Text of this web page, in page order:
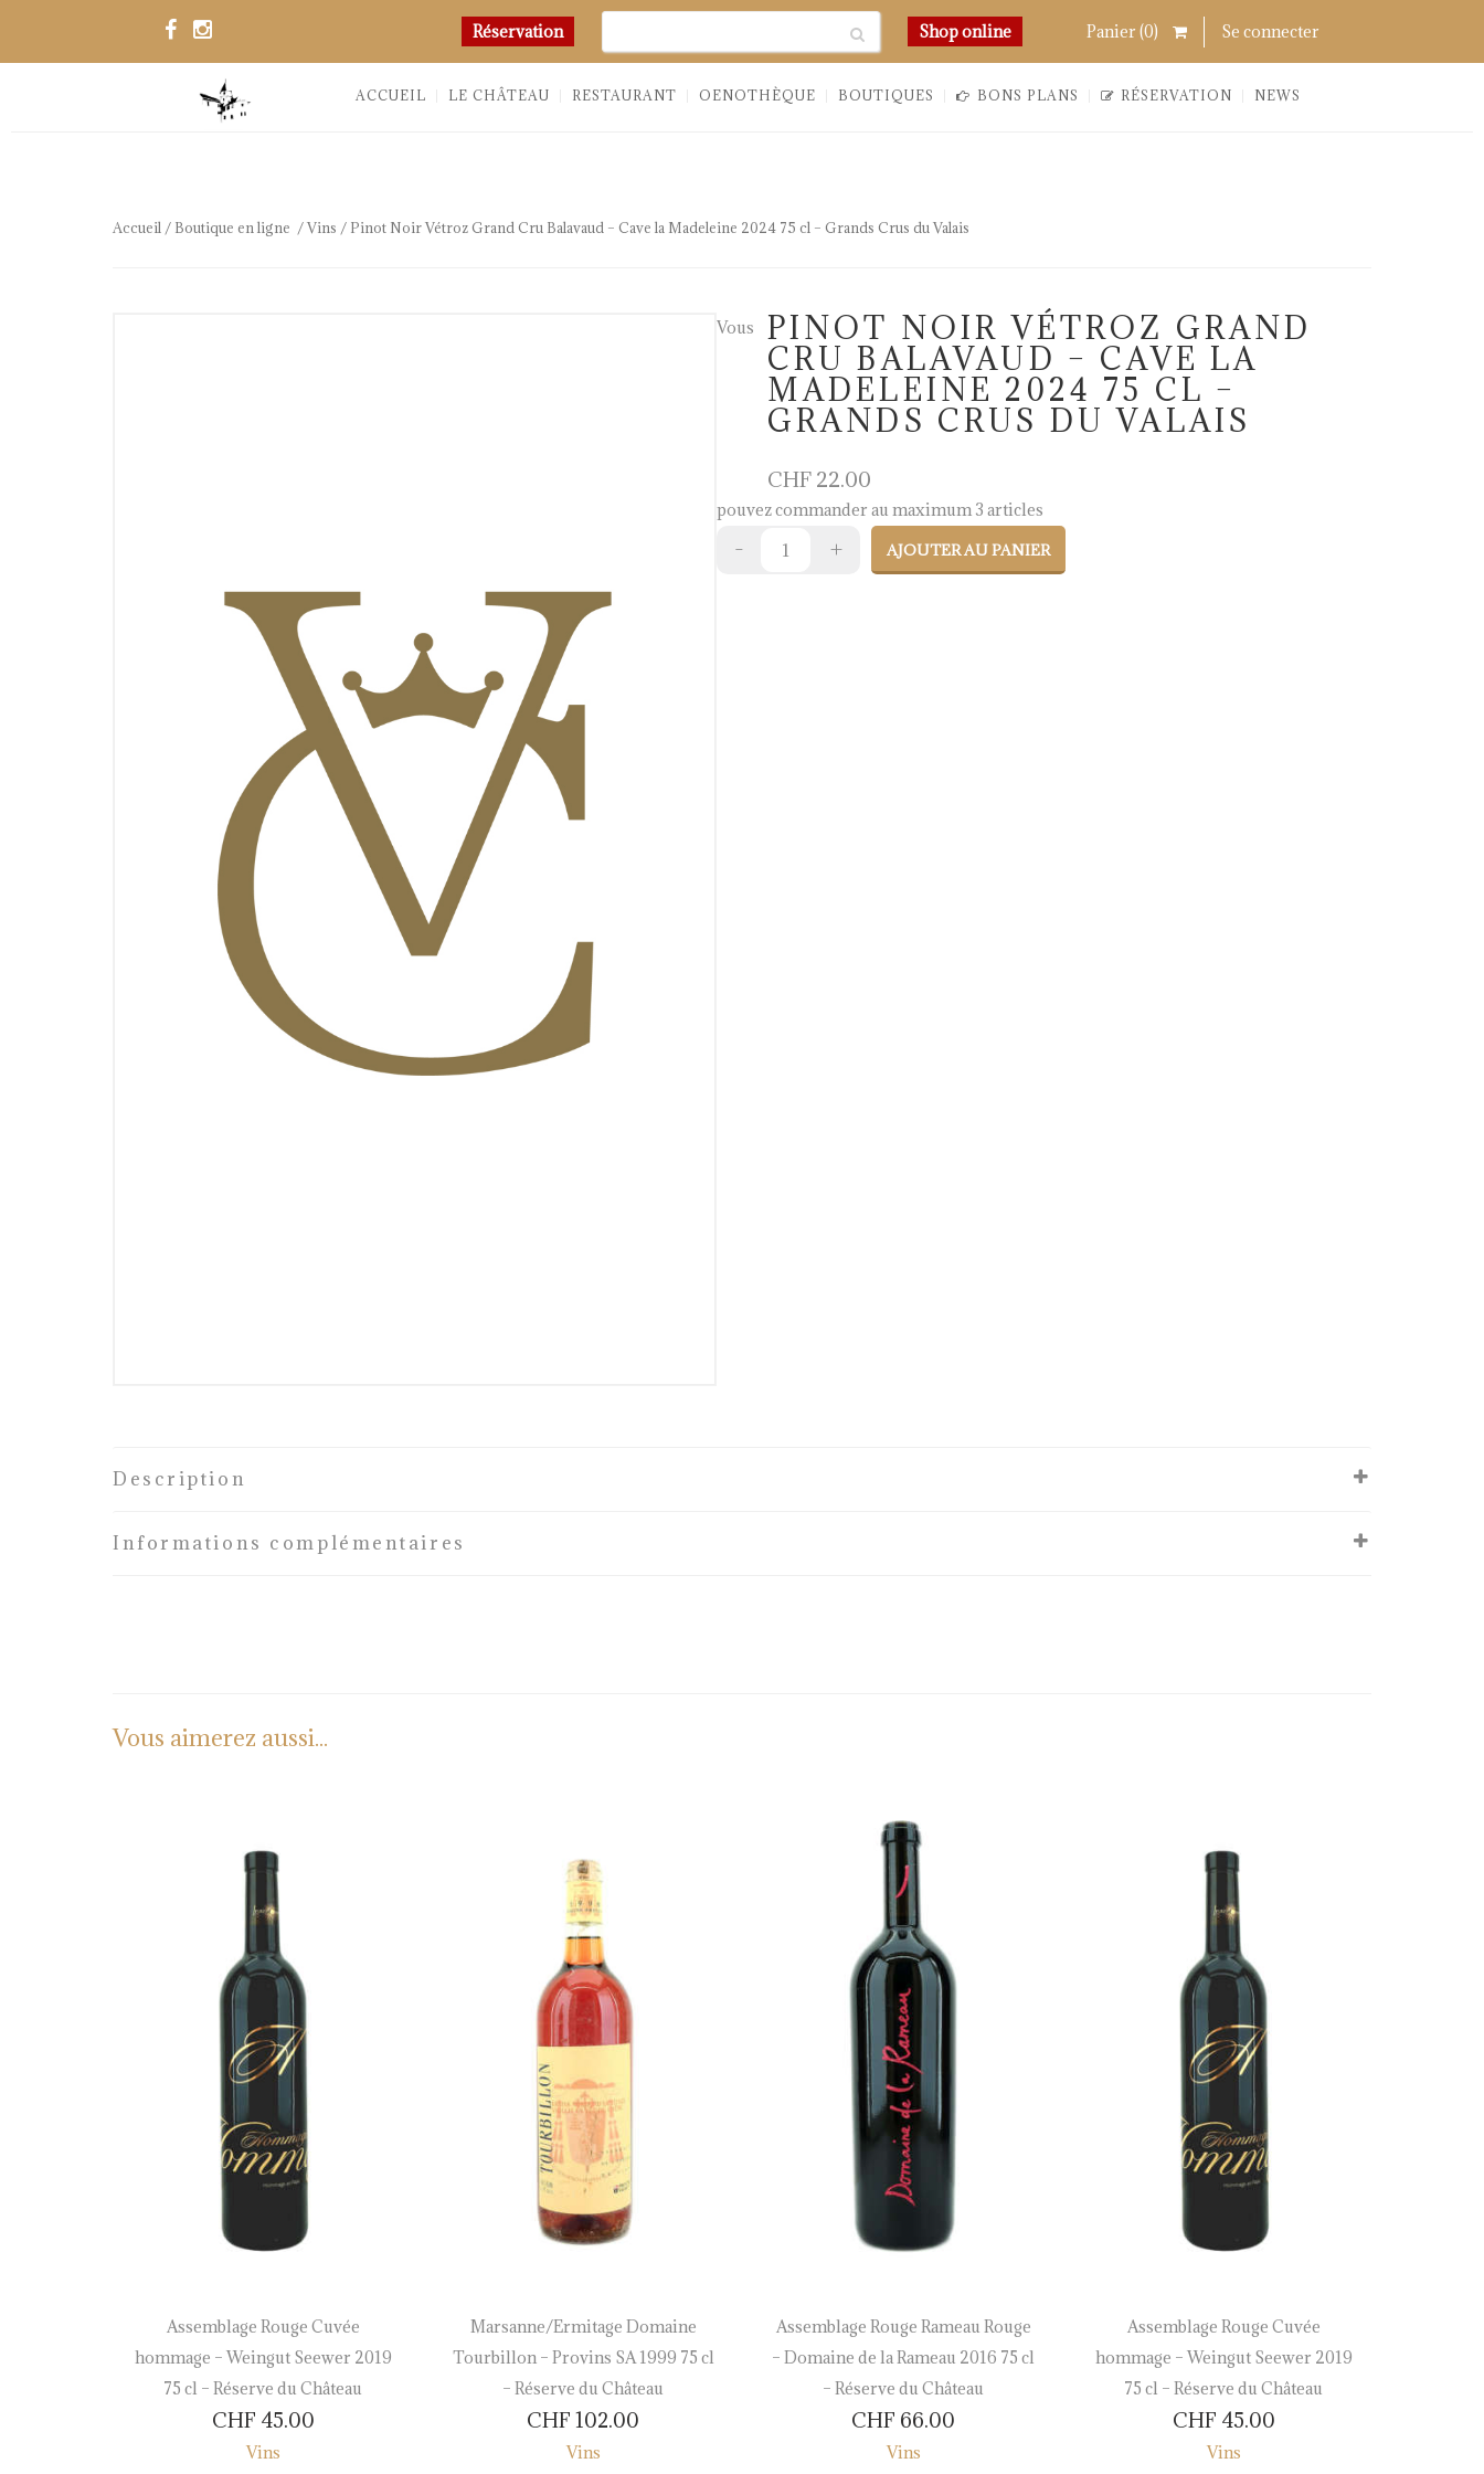
Réservation Chercher Shop online Chercher
Panier (0) Links
Se connecter
ACCUEIL LE CHÂTEAU RESTAURANT OENOTHÈQUE BOUTIQUES BONS PLANS RÉSERVATION NEWS
Accueil / Boutique en ligne /Vins / Pinot Noir Vétroz Grand Cru Balavaud – Cave la Madeleine 2024 75 cl – Grands Crus du Valais
PINOT NOIR VÉTROZ GRAND
CRU BALAVAUD – CAVE LA
MADELEINE 2024 75 CL –
GRANDS CRUS DU VALAIS
CHF 22.00
Vous
pouvez commander au maximum 3 articles
AJOUTER AU PANIER
Description
Informations complémentaires
Vous aimerez aussi...
Assemblage Rouge Cuvée
hommage – Weingut Seewer 2019
75 cl – Réserve du Château
CHF 45.00
Vins
Marsanne/Ermitage Domaine
Tourbillon – Provins SA 1999 75 cl
– Réserve du Château
CHF 102.00
Vins
Assemblage Rouge Rameau Rouge
– Domaine de la Rameau 2016 75 cl
– Réserve du Château
CHF 66.00
Vins
Assemblage Rouge Cuvée
hommage – Weingut Seewer 2019
75 cl – Réserve du Château
CHF 45.00
Vins